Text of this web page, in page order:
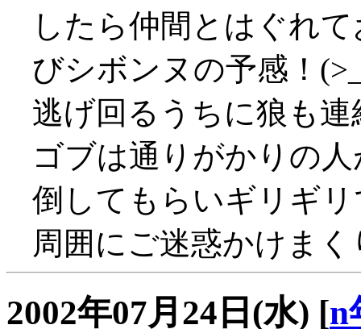
したら仲間とはぐれ
びシボンヌの予感！
逃げ回るうちに狼も
ゴブは通りがかりの
倒してもらいギリギ
周囲にご迷惑かけま
2002年07月24日(水) [n